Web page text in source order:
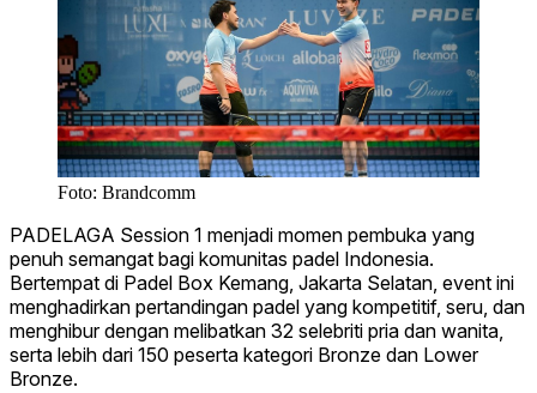
Foto: Brandcomm
PADELAGA Session 1 menjadi momen pembuka yang
penuh semangat bagi komunitas padel Indonesia.
Bertempat di Padel Box Kemang, Jakarta Selatan, event ini
menghadirkan pertandingan padel yang kompetitif, seru, dan
menghibur dengan melibatkan 32 selebriti pria dan wanita,
serta lebih dari 150 peserta kategori Bronze dan Lower
Bronze.